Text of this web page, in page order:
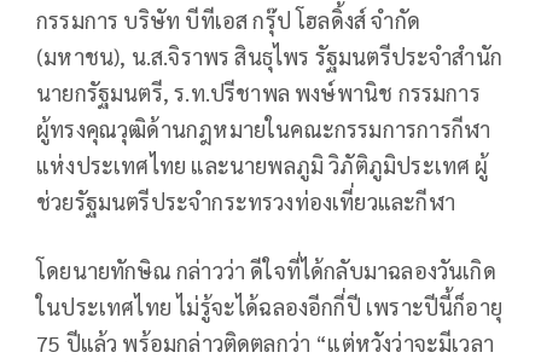
กรรมการ บริษัท บีทีเอส กรุ๊ป โฮลดิ้งส์ จำกัด
(มหาชน), น.ส.จิราพร สินธุไพร รัฐมนตรีประจำสำนัก
นายกรัฐมนตรี, ร.ท.ปรีชาพล พงษ์พานิช กรรมการ
ผู้ทรงคุณวุฒิด้านกฎหมายในคณะกรรมการการกีฬา
แห่งประเทศไทย และนายพลภูมิ วิภัติภูมิประเทศ ผู้
ช่วยรัฐมนตรีประจำกระทรวงท่องเที่ยวและกีฬา
โดยนายทักษิณ กล่าวว่า ดีใจที่ได้กลับมาฉลองวันเกิด
ในประเทศไทย ไม่รู้จะได้ฉลองอีกกี่ปี เพราะปีนี้ก็อายุ
75 ปีแล้ว พร้อมกล่าวติดตลกว่า “แต่หวังว่าจะมีเวลา